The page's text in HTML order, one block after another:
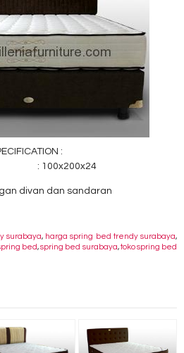
:
: 100x200x24
divan dan sandaran
surabaya, harga spring bed trendy surabaya,
bed,spring bed surabaya,toko spring bed